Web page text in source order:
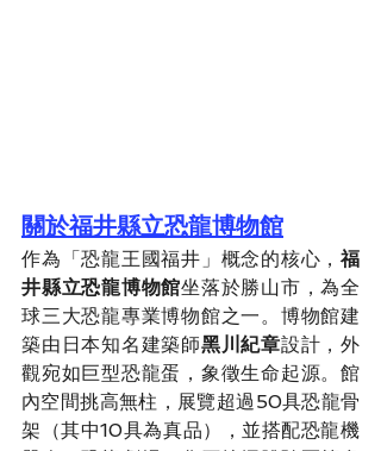
關於福井縣立恐龍博物館
作為「恐龍王國福井」概念的核心， 福
井縣立恐龍博物館坐落於勝山市，為全
球三大恐龍專業博物館之一。博物館建
築由日本知名建築師黑川紀章設計，外
觀宛如巨型恐龍蛋，象徵生命起源。館
內空間挑高無柱，展覽超過50具恐龍骨
架（其中10具為真品），並搭配恐龍機